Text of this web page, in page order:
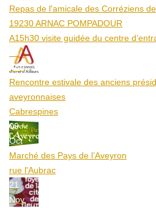
Repas de l'amicale des Corréziens
19230 ARNAC POMPADOUR
A15h30 visite guidée du centre
25
Aoû
Rencontre estivale des anciens
aveyronnaises
Cabrespines
09
Oct
Marché des Pays de l’Aveyron
rue l'Aubrac
21
Nov